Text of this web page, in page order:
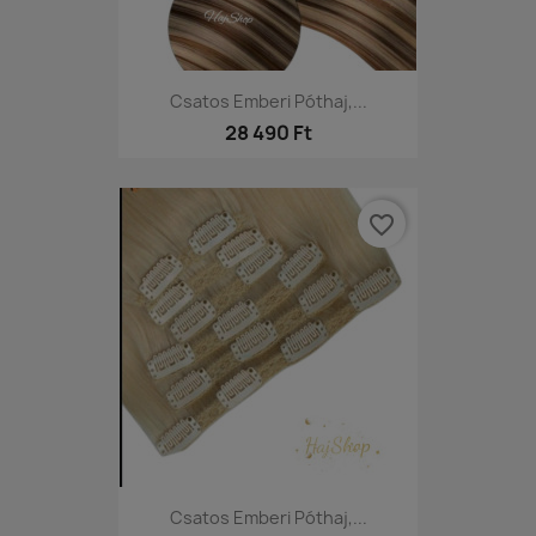
Csatos Emberi Póthaj,...
28 490 Ft
Csatos Emberi Póthaj,...
favorite_border